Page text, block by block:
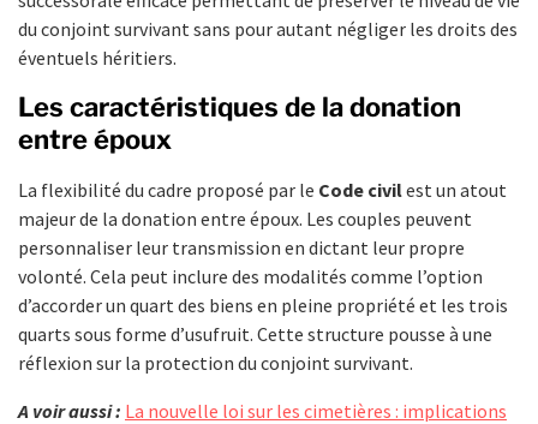
du conjoint survivant sans pour autant négliger les droits des
éventuels héritiers.
Les caractéristiques de la donation
entre époux
La flexibilité du cadre proposé par le Code civilest un atout
majeur de la donation entre époux. Les couples peuvent
personnaliser leur transmission en dictant leur propre
volonté. Cela peut inclure des modalités comme l’option
d’accorder un quart des biens en pleine propriété et les trois
quarts sous forme d’usufruit. Cette structure pousse à une
réflexion sur la protection du conjoint survivant.
A voir aussi : La nouvelle loi sur les cimetières : implications